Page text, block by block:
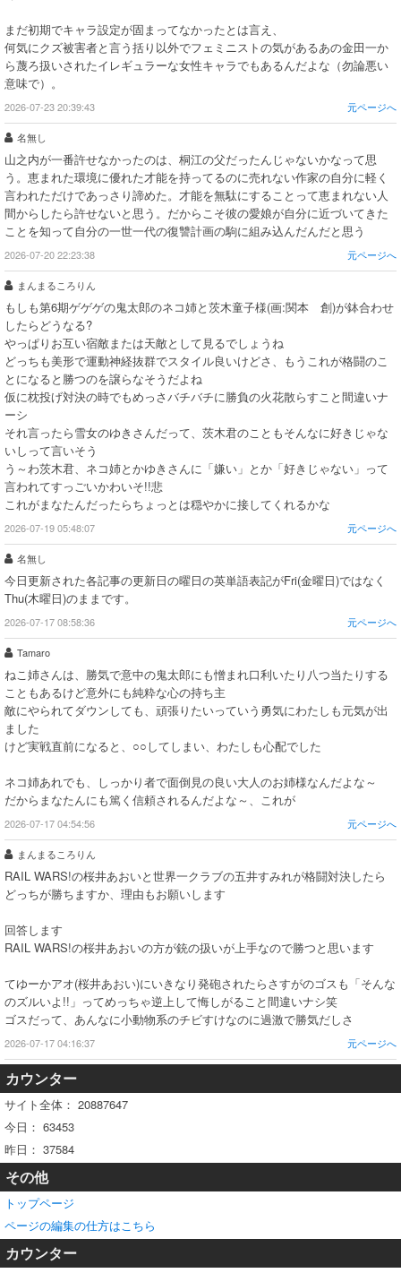
まだ初期でキャラ設定が固まってなかったとは言え、
何気にクズ被害者と言う括り以外でフェミニストの気があるあの金田一か
ら蔑ろ扱いされたイレギュラーな女性キャラでもあるんだよな（勿論悪い
意味で）。
2026-07-23 20:39:43 元ページへ
名無し
山之内が一番許せなかったのは、桐江の父だったんじゃないかなって思
う。恵まれた環境に優れた才能を持ってるのに売れない作家の自分に軽く
言われただけであっさり諦めた。才能を無駄にすることって恵まれない人
間からしたら許せないと思う。だからこそ彼の愛娘が自分に近づいてきた
ことを知って自分の一世一代の復讐計画の駒に組み込んだんだと思う
2026-07-20 22:23:38 元ページへ
まんまるころりん
もしも第6期ゲゲゲの鬼太郎のネコ姉と茨木童子様(画:関本 創)が鉢合わせ
したらどうなる?
やっぱりお互い宿敵または天敵として見るでしょうね
どっちも美形で運動神経抜群でスタイル良いけどさ、もうこれが格闘のこ
とになると勝つのを譲らなそうだよね
仮に枕投げ対決の時でもめっさバチバチに勝負の火花散らすこと間違いナ
ーシ
それ言ったら雪女のゆきさんだって、茨木君のこともそんなに好きじゃな
いしって言いそう
う～わ茨木君、ネコ姉とかゆきさんに「嫌い」とか「好きじゃない」って
言われてすっごいかわいそ!!悲
これがまなたんだったらちょっとは穏やかに接してくれるかな
2026-07-19 05:48:07 元ページへ
名無し
今日更新された各記事の更新日の曜日の英単語表記がFri(金曜日)ではなく
Thu(木曜日)のままです。
2026-07-17 08:58:36 元ページへ
Tamaro
ねこ姉さんは、勝気で意中の鬼太郎にも憎まれ口利いたり八つ当たりする
こともあるけど意外にも純粋な心の持ち主
敵にやられてダウンしても、頑張りたいっていう勇気にわたしも元気が出
ました
けど実戦直前になると、○○してしまい、わたしも心配でした
ネコ姉あれでも、しっかり者で面倒見の良い大人のお姉様なんだよな～
だからまなたんにも篤く信頼されるんだよな～、これが
2026-07-17 04:54:56 元ページへ
まんまるころりん
RAIL WARS!の桜井あおいと世界一クラブの五井すみれが格闘対決したら
どっちが勝ちますか、理由もお願いします
回答します
RAIL WARS!の桜井あおいの方が銃の扱いが上手なので勝つと思います
てゆーかアオ(桜井あおい)にいきなり発砲されたらさすがのゴスも「そんな
のズルいよ!!」ってめっちゃ逆上して悔しがること間違いナシ笑
ゴスだって、あんなに小動物系のチビすけなのに過激で勝気だしさ
2026-07-17 04:16:37 元ページへ
カウンター
サイト全体： 20887647
今日： 63453
昨日： 37584
その他
トップページ
ページの編集の仕方はこちら
カウンター